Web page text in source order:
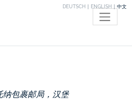
DEUTSCH ENGLISH 中文
纳包裹邮局，汉堡